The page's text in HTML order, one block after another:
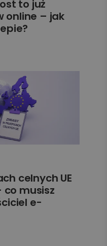
to już
online – jak
celnych UE
co musisz
e-